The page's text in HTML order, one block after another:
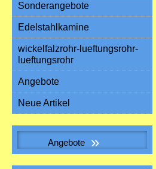
Sonderangebote
Edelstahlkamine
wickelfalzrohr-lueftungsrohr-
lueftungsrohr
Angebote
Neue Artikel
Angebote »
WICKELFALZROHR , Lüftungsrohr DN